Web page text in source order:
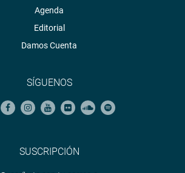
Agenda
Editorial
Damos Cuenta
SÍGUENOS
SUSCRIPCIÓN